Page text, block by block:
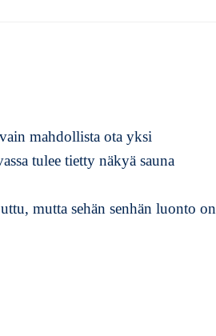
mahdollista ota yksi
tulee tietty näkyä sauna
mutta sehän senhän luonto on